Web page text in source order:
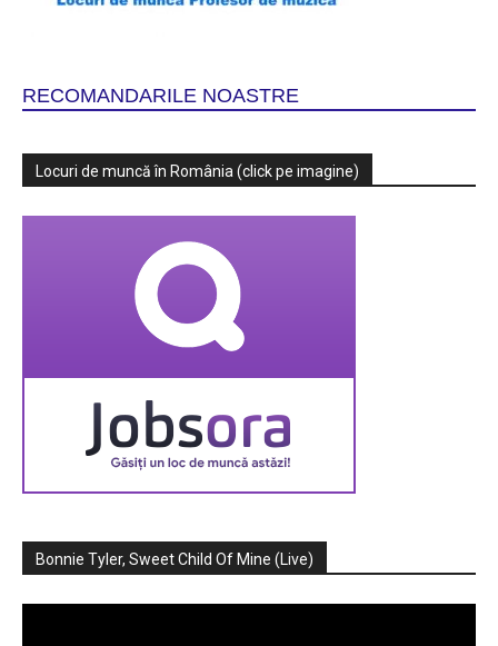
RECOMANDARILE NOASTRE
Locuri de muncă în România (click pe imagine)
Bonnie Tyler, Sweet Child Of Mine (Live)